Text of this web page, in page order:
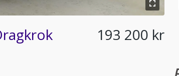
193 200 kr